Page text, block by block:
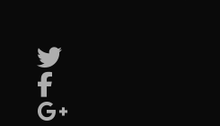
Follow us on Twitter